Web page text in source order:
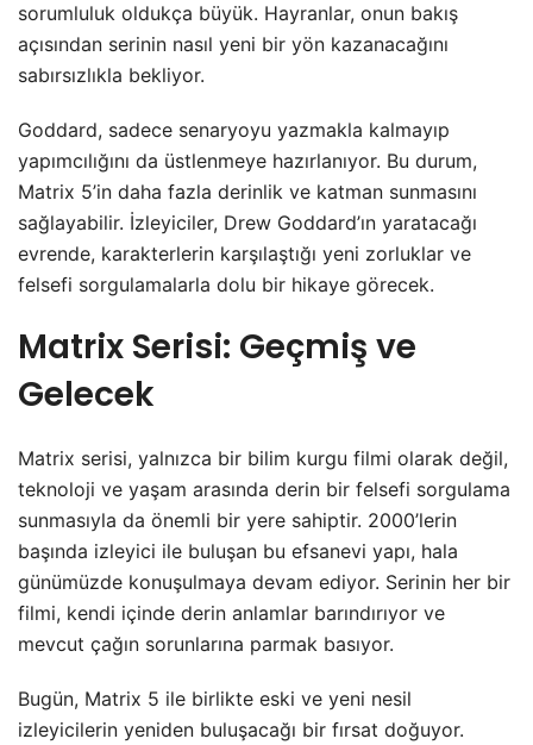
sorumluluk oldukça büyük. Hayranlar, onun bakış
açısından serinin nasıl yeni bir yön kazanacağını
sabırsızlıkla bekliyor.
Goddard, sadece senaryoyu yazmakla kalmayıp
yapımcılığını da üstlenmeye hazırlanıyor. Bu durum,
Matrix 5’in daha fazla derinlik ve katman sunmasını
sağlayabilir. İzleyiciler, Drew Goddard’ın yaratacağı
evrende, karakterlerin karşılaştığı yeni zorluklar ve
felsefi sorgulamalarla dolu bir hikaye görecek.
Matrix Serisi: Geçmiş ve
Gelecek
Matrix serisi, yalnızca bir bilim kurgu filmi olarak değil,
teknoloji ve yaşam arasında derin bir felsefi sorgulama
sunmasıyla da önemli bir yere sahiptir. 2000’lerin
başında izleyici ile buluşan bu efsanevi yapı, hala
günümüzde konuşulmaya devam ediyor. Serinin her bir
filmi, kendi içinde derin anlamlar barındırıyor ve
mevcut çağın sorunlarına parmak basıyor.
Bugün, Matrix 5 ile birlikte eski ve yeni nesil
izleyicilerin yeniden buluşacağı bir fırsat doğuyor.